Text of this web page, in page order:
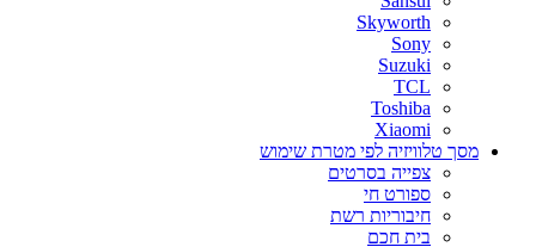
Skyworth
Sony
Suzuki
TCL
Toshiba
Xiaomi
מסך טלוויזיה לפי מטרת שימוש
צפייה בסרטים
ספורט חי
חיבוריות רשת
בית חכם